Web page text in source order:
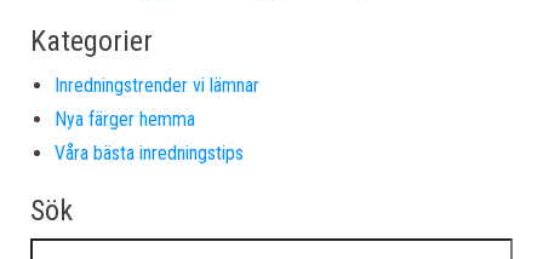
Kategorier
Inredningstrender vi lämnar
Nya färger hemma
Våra bästa inredningstips
Sök